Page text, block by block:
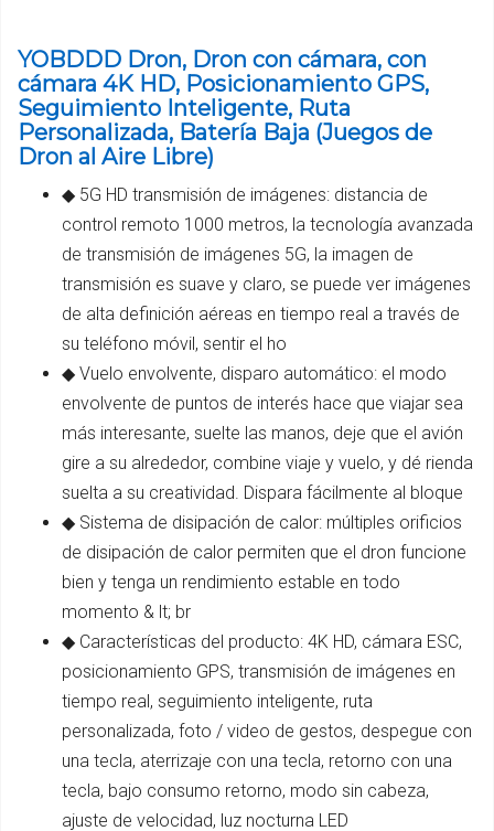
YOBDDD Dron, Dron con cámara, con
cámara 4K HD, Posicionamiento GPS,
Seguimiento Inteligente, Ruta
Personalizada, Batería Baja (Juegos de
Dron al Aire Libre)
◆ 5G HD transmisión de imágenes: distancia de
control remoto 1000 metros, la tecnología avanzada
de transmisión de imágenes 5G, la imagen de
transmisión es suave y claro, se puede ver imágenes
de alta definición aéreas en tiempo real a través de
su teléfono móvil, sentir el ho
◆ Vuelo envolvente, disparo automático: el modo
envolvente de puntos de interés hace que viajar sea
más interesante, suelte las manos, deje que el avión
gire a su alrededor, combine viaje y vuelo, y dé rienda
suelta a su creatividad. Dispara fácilmente al bloque
◆ Sistema de disipación de calor: múltiples orificios
de disipación de calor permiten que el dron funcione
bien y tenga un rendimiento estable en todo
momento & lt; br
◆ Características del producto: 4K HD, cámara ESC,
posicionamiento GPS, transmisión de imágenes en
tiempo real, seguimiento inteligente, ruta
personalizada, foto / video de gestos, despegue con
una tecla, aterrizaje con una tecla, retorno con una
tecla, bajo consumo retorno, modo sin cabeza,
ajuste de velocidad, luz nocturna LED